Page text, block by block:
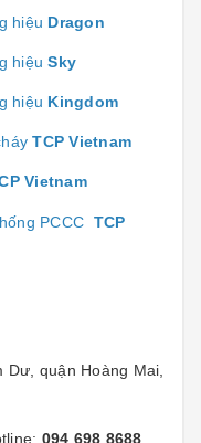
hiệu Dragon
hiệuSky
hiệu Kingdom
TCP Vietnam
Vietnam
PCCC TCP
Dư, quận Hoàng Mai,
094 698 8688